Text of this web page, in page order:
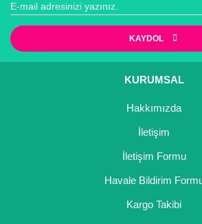
KAYDOL
KURUMSAL
Hakkımızda
İletişim
İletişim Formu
Havale Bildirim
Kargo Takibi